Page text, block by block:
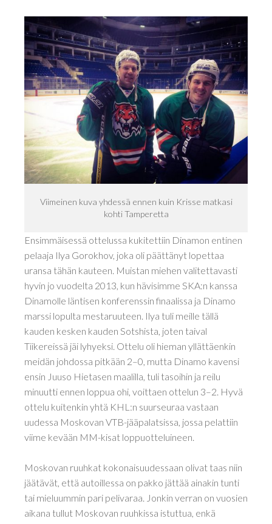
Viimeinen kuva yhdessä ennen kuin Krisse matkasi
kohti Tamperetta
Ensimmäisessä ottelussa kukitettiin Dinamon entinen
pelaaja Ilya Gorokhov, joka oli päättänyt lopettaa
uransa tähän kauteen. Muistan miehen valitettavasti
hyvin jo vuodelta 2013, kun hävisimme SKA:n kanssa
Dinamolle läntisen konferenssin finaalissa ja Dinamo
marssi lopulta mestaruuteen. Ilya tuli meille tällä
kauden kesken kauden Sotshista, joten taival
Tiikereissä jäi lyhyeksi. Ottelu oli hieman yllättäenkin
meidän johdossa pitkään 2–0, mutta Dinamo kavensi
ensin Juuso Hietasen maalilla, tuli tasoihin ja reilu
minuutti ennen loppua ohi, voittaen ottelun 3–2. Hyvä
ottelu kuitenkin yhtä KHL:n suurseuraa vastaan
uudessa Moskovan VTB-jääpalatsissa, jossa pelattiin
viime kevään MM-kisat loppuotteluineen.
Moskovan ruuhkat kokonaisuudessaan olivat taas niin
jäätävät, että autoillessa on pakko jättää ainakin tunti
tai mieluummin pari pelivaraa. Jonkin verran on vuosien
aikana tullut Moskovan ruuhkissa istuttua, enkä